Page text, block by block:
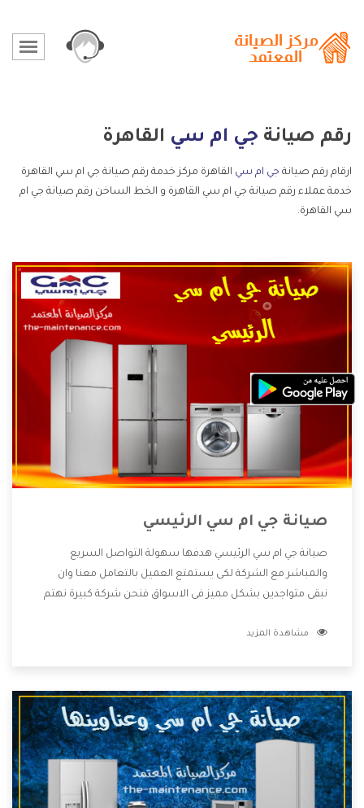
رقم صيانة جي ام سي القاهرة
ارقام رقم صيانة جي ام سي القاهرة مركز خدمة رقم صيانة جي ام سي القاهرة
خدمة عملاء رقم صيانة جي ام سي القاهرة و الخط الساخن رقم صيانة جي ام
سي القاهرة.
صيانة جي ام سي الرئيسي
صيانة جي ام سي الرئيسي هدفها سهولة التواصل السريع
والمباشر مع الشركة لكى يستمتع العميل بالتعامل معنا وان
نبقى متواجدين بشكل مميز فى الاسواق فنحن شركة كبيرة نهتم
الشركة بها والتى تكون منها خدمة الصيانة التى تكون من أهم
وأقوى الأسعار التى تكون مناسبة لكثير من العملاء
مشاهدة المزيد